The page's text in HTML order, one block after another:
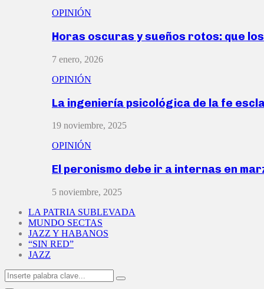
OPINIÓN
Horas oscuras y sueños rotos: que
7 enero, 2026
OPINIÓN
La ingeniería psicológica de la fe
19 noviembre, 2025
OPINIÓN
El peronismo debe ir a internas en
5 noviembre, 2025
LA PATRIA SUBLEVADA
MUNDO SECTAS
JAZZ Y HABANOS
“SIN RED”
JAZZ
Search
for:
Search